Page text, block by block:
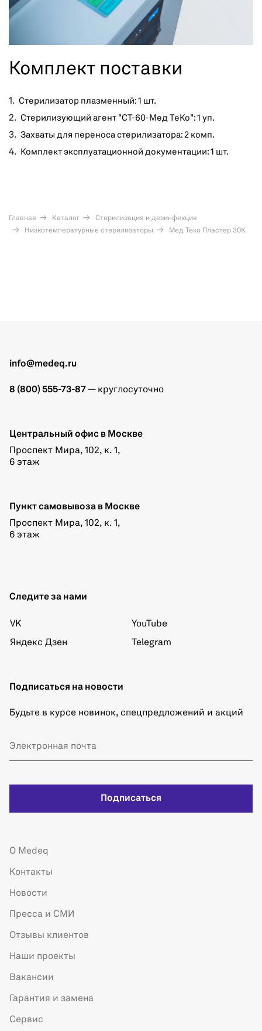
Комплект поставки
Стерилизатор плазменный: 1 шт.
Стерилизующий агент "СТ-60-Мед ТеКо": 1 уп.
Захваты для переноса стерилизатора: 2 комп.
Комплект эксплуатационной документации: 1 шт.
Главная Каталог
Стерилизация и дезинфекция
Низкотемпературные стерилизаторы
Мед Теко Пластер 30К
info@medeq.ru
8 (800) 555-73-87 — круглосуточно
Центральный офис в Москве
Проспект Мира, 102, к. 1,
6 этаж
Пункт самовывоза в Москве
Проспект Мира, 102, к. 1,
6 этаж
Следите за нами
VK
Яндекс Дзен
YouTube
Telegram
Подписаться на новости
Будьте в курсе новинок, спецпредложений и акций
Подписаться
О Medeq
Контакты
Новости
Пресса и СМИ
Отзывы клиентов
Наши проекты
Вакансии
Гарантия и замена
Сервис